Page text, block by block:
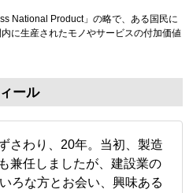
National Product」の略で、ある国民に
に生産されたモノやサービスの付加価値
ール
さわり、20年。当初、製造
兼任しましたが、建設業の
ろな方とお会い、興味ある